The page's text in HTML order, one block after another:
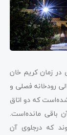
در سال ۱۱۵۲ خورشیدی در زمان کریم خان
رودخانه فصلی و
که دو اتاق
باقی مانده‌است.
که درجلوی آن